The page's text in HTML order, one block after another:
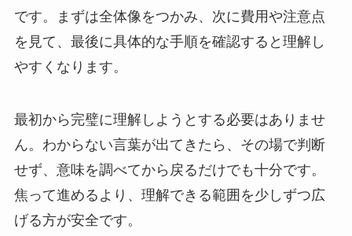
です。まずは全体像をつかみ、次に費用や注意点
を見て、最後に具体的な手順を確認すると理解し
やすくなります。
最初から完璧に理解しようとする必要はありませ
ん。わからない言葉が出てきたら、その場で判断
せず、意味を調べてから戻るだけでも十分です。
焦って進めるより、理解できる範囲を少しずつ広
げる方が安全です。